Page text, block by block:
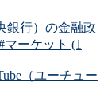
銀行）の金融政
ーケット (1
（ユーチュー